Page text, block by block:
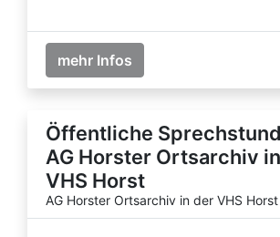
mehr Infos
Öffentliche
AG Horster Ortsarchiv
VHS Horst
AG Horster Ortsarchiv in der VHS Horst